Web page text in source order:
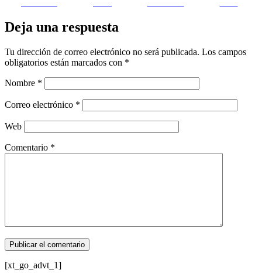
Deja una respuesta
Tu dirección de correo electrónico no será publicada. Los campos
obligatorios están marcados con *
Nombre *
Correo electrónico *
Web
Comentario *
[xt_go_advt_1]